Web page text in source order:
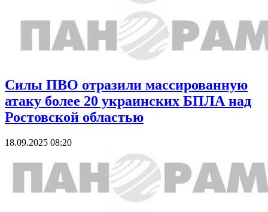
Силы ПВО отразили массированную
атаку более 20 украинских БПЛА над
Ростовской областью
18.09.2025 08:20